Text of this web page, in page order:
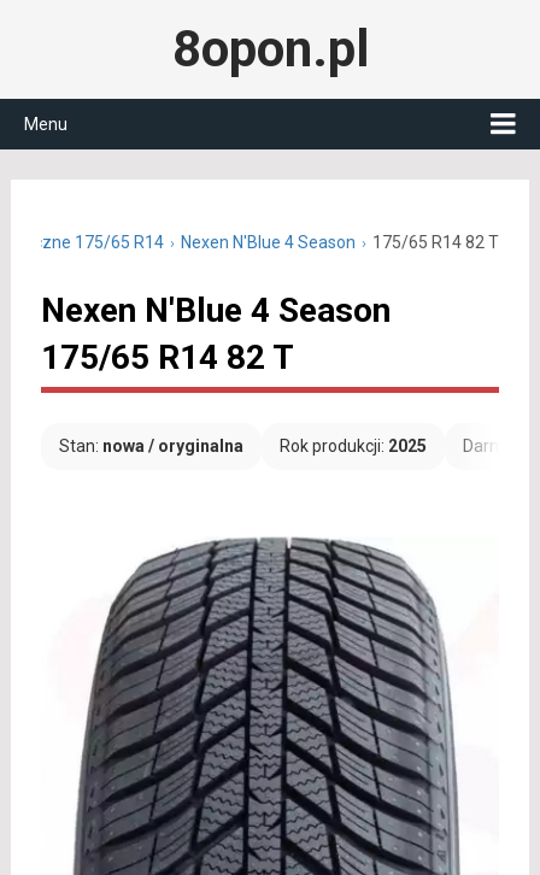
8opon.pl
Menu
175/65 R14 Nexen N'Blue 4 Season 175/65 R14 82 T
Nexen N'Blue 4 Season
175/65 R14 82 T
Stan: nowa / oryginalna Rok produkcji: 2025